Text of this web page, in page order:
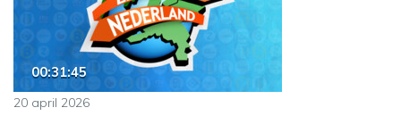
00:31:45
20 april 2026